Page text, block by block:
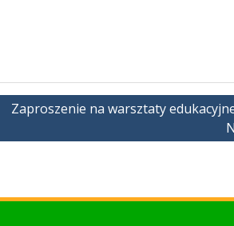
Zaproszenie na warsztaty